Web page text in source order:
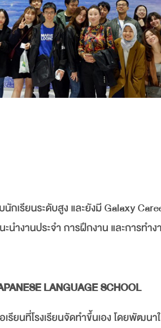
รียนระดับสูง และยังมี Galaxy
นำงานประจำ การฝึกงาน และการทำ
LANGUAGE SCHOOL
รียนที่โรงเรียนจัดทำขึ้นเอง โดยพัฒน